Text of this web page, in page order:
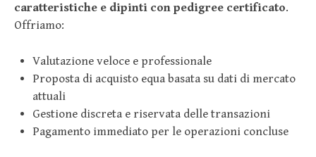
caratteristiche e dipinti con pedigree certificato.
Offriamo:
Valutazione veloce e professionale
Proposta di acquisto equa basata su dati di mercato
attuali
Gestione discreta e riservata delle transazioni
Pagamento immediato per le operazioni concluse